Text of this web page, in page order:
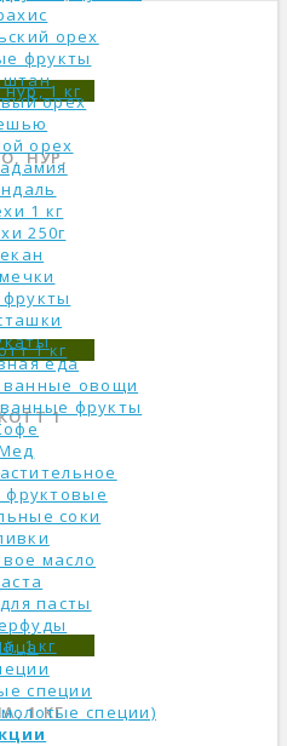
орех
фрукты
орех
орех
1 кг
250г
еда
овощи
фрукты
фруктовые
соки
масло
пасты
специи
специи)
НУР,
1
1 КГ